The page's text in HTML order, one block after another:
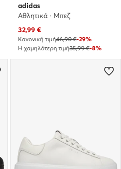
adidas
Αθλητικά · Μπεζ
Τρέχουσα τιμή
32,99 €
Κανονική τιμή46,90 €-29%
Η χαμηλότερη τιμή35,99 €-8%